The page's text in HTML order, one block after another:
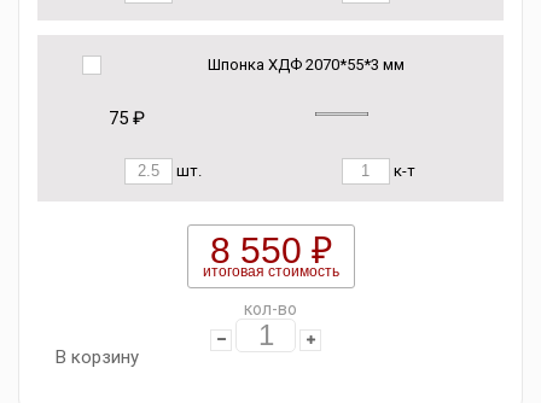
Шпонка ХДФ 2070*55*3 мм
75 ₽
шт. к-т
8 550 ₽
итоговая стоимость
кол-во
В корзину